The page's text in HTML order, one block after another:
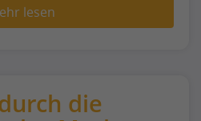
lesen
die